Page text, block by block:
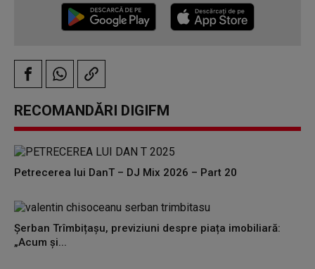
RECOMANDĂRI DIGIFM
Petrecerea lui DanT – DJ Mix 2026 – Part 20
Șerban Trîmbițașu, previziuni despre piața imobiliară:
„Acum și...